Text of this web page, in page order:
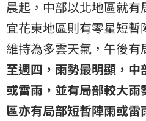
晨起，中部以北地區就有
宜花東地區則有零星短
維持為多雲天氣，午後有
至週四，雨勢最明顯，
或雷雨，並有局部較大
區亦有局部短暫陣雨或雷